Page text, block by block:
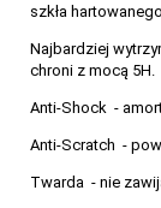
szkła
Najbardziej
chroni z mocą 5H.
Anti-Shock -
Anti-Scratch -
Twarda - nie